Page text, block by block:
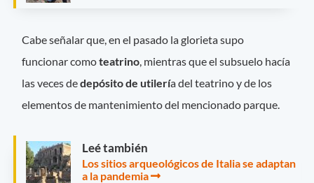
Cabe señalar que, en el pasado la glorieta supo
funcionar comoteatrino , mientras que el subsuelo hacía
las veces dedepósito de utilería del teatrino y de los
elementos de mantenimiento del mencionado parque.
Leé también
Los sitios arqueológicos de Italia se adaptan
a la pandemia